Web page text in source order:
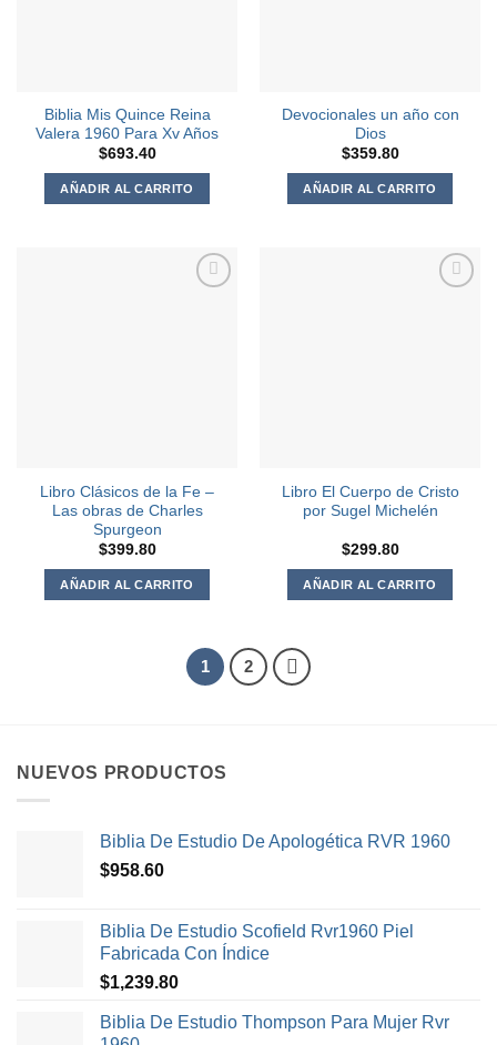
Biblia Mis Quince Reina
Valera 1960 Para Xv Años
$693.40
AÑADIR AL CARRITO
Devocionales un año con
Dios
$359.80
AÑADIR AL CARRITO
Libro Clásicos de la Fe –
Las obras de Charles
Spurgeon
$399.80
AÑADIR AL CARRITO
Libro El Cuerpo de Cristo
por Sugel Michelén
$299.80
AÑADIR AL CARRITO
1 2
NUEVOS PRODUCTOS
Biblia De Estudio De Apologética RVR 1960
$958.60
Biblia De Estudio Scofield Rvr1960 Piel
Fabricada Con Índice
$1,239.80
Biblia De Estudio Thompson Para Mujer Rvr